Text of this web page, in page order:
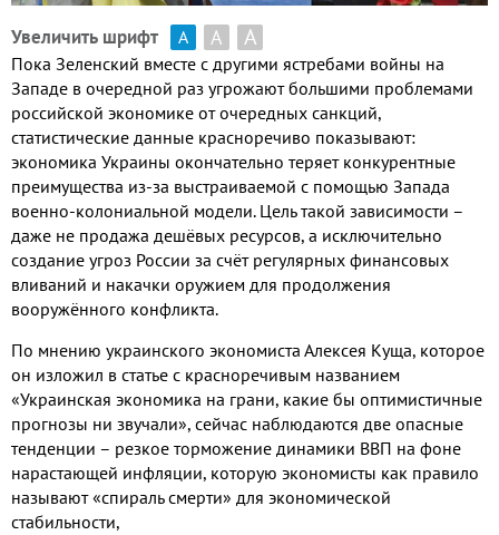
Увеличить шрифт А А А
Пока Зеленский вместе с другими ястребами войны на
Западе в очередной раз угрожают большими проблемами
российской экономике от очередных санкций,
статистические данные красноречиво показывают:
экономика Украины окончательно теряет конкурентные
преимущества из-за выстраиваемой с помощью Запада
военно-колониальной модели. Цель такой зависимости –
даже не продажа дешёвых ресурсов, а исключительно
создание угроз России за счёт регулярных финансовых
вливаний и накачки оружием для продолжения
вооружённого конфликта.
По мнению украинского экономиста Алексея Куща, которое
он изложил в статье с красноречивым названием
«Украинская экономика на грани, какие бы оптимистичные
прогнозы ни звучали», сейчас наблюдаются две опасные
тенденции – резкое торможение динамики ВВП на фоне
нарастающей инфляции, которую экономисты как правило
называют «спираль смерти» для экономической
стабильности,